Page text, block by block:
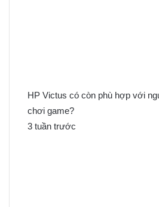
HP Victus có còn phù hợp với
chơi game?
3 tuần trước